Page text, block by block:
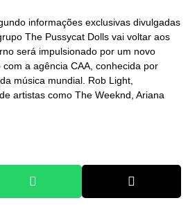
informações exclusivas divulgadas
The Pussycat Dolls vai voltar aos
será impulsionado por um novo
a agência CAA, conhecida por
música mundial. Rob Light,
artistas como The Weeknd, Ariana